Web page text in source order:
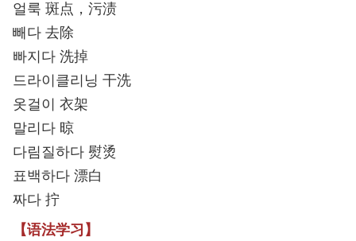
얼룩 斑点，污渍
빼다 去除
빠지다 洗掉
드라이클리닝 干洗
옷걸이 衣架
말리다 晾
다림질하다 熨烫
표백하다 漂白
짜다 拧
【语法学习】